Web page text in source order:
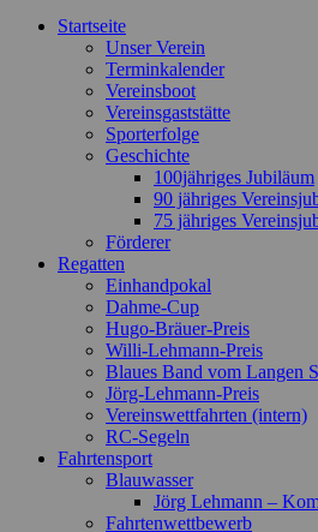
Startseite
Unser Verein
Terminkalender
Vereinsboot
Vereinsgaststätte
Sporterfolge
Geschichte
100jähriges Jubiläum
90 jähriges
75 jähriges
Förderer
Regatten
Einhandpokal
Dahme-Cup
Hugo-Bräuer-Preis
Willi-Lehmann-Preis
Blaues Band vom Langen
Jörg-Lehmann-Preis
Vereinswettfahrten (intern)
RC-Segeln
Fahrtensport
Blauwasser
Jörg Lehmann –
Fahrtenwettbewerb